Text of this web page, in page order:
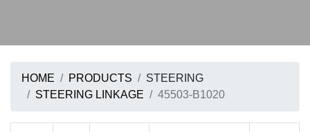
HOME PRODUCTS
STEERING
STEERING LINKAGE
45503-B1020